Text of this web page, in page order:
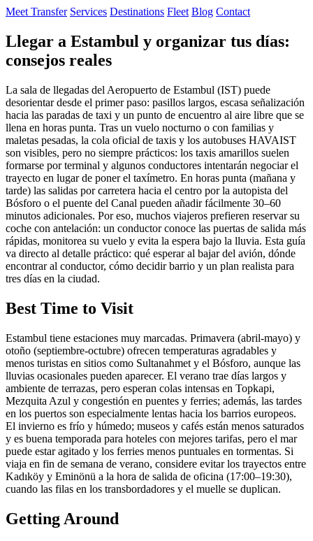
Meet Transfer Services Destinations Fleet Blog Contact
Llegar a Estambul y organizar tus días:
consejos reales
La sala de llegadas del Aeropuerto de Estambul (IST) puede
desorientar desde el primer paso: pasillos largos, escasa señalización
hacia las paradas de taxi y un punto de encuentro al aire libre que se
llena en horas punta. Tras un vuelo nocturno o con familias y
maletas pesadas, la cola oficial de taxis y los autobuses HAVAIST
son visibles, pero no siempre prácticos: los taxis amarillos suelen
formarse por terminal y algunos conductores intentarán negociar el
trayecto en lugar de poner el taxímetro. En horas punta (mañana y
tarde) las salidas por carretera hacia el centro por la autopista del
Bósforo o el puente del Canal pueden añadir fácilmente 30–60
minutos adicionales. Por eso, muchos viajeros prefieren reservar su
coche con antelación: un conductor conoce las puertas de salida más
rápidas, monitorea su vuelo y evita la espera bajo la lluvia. Esta guía
va directo al detalle práctico: qué esperar al bajar del avión, dónde
encontrar al conductor, cómo decidir barrio y un plan realista para
tres días en la ciudad.
Best Time to Visit
Estambul tiene estaciones muy marcadas. Primavera (abril-mayo) y
otoño (septiembre-octubre) ofrecen temperaturas agradables y
menos turistas en sitios como Sultanahmet y el Bósforo, aunque las
lluvias ocasionales pueden aparecer. El verano trae días largos y
ambiente de terrazas, pero esperan colas intensas en Topkapi,
Mezquita Azul y congestión en puentes y ferries; además, las tardes
en los puertos son especialmente lentas hacia los barrios europeos.
El invierno es frío y húmedo; museos y cafés están menos saturados
y es buena temporada para hoteles con mejores tarifas, pero el mar
puede estar agitado y los ferries menos puntuales en tormentas. Si
viaja en fin de semana de verano, considere evitar los trayectos entre
Kadıköy y Eminönü a la hora de salida de oficina (17:00–19:30),
cuando las filas en los transbordadores y el muelle se duplican.
Getting Around